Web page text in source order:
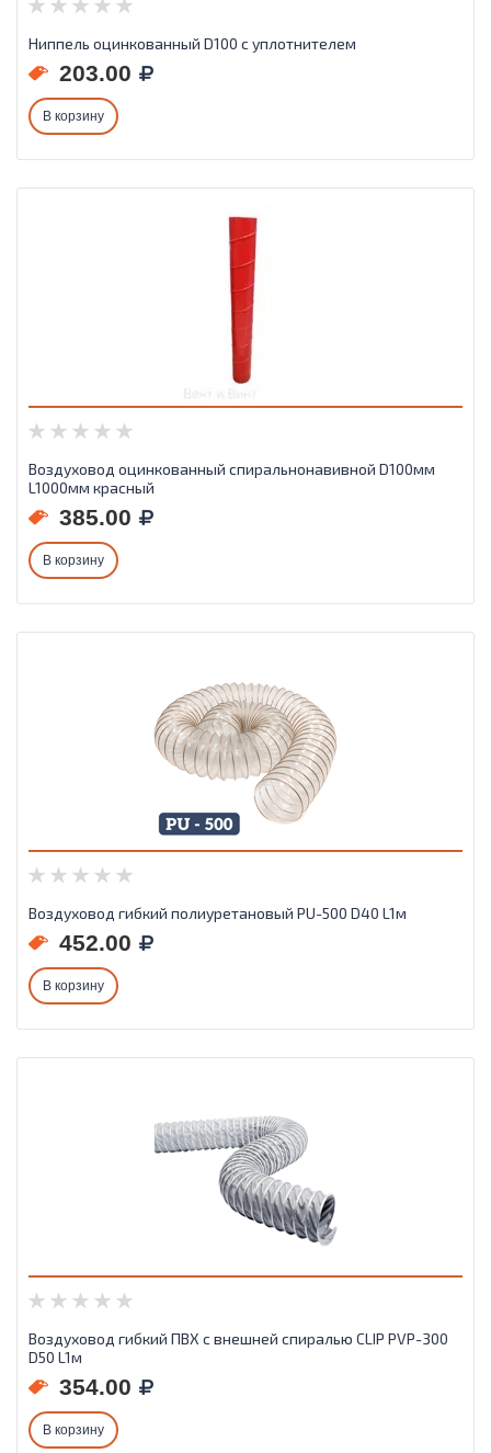
Ниппель оцинкованный D100 с уплотнителем
203.00
В корзину
Воздуховод оцинкованный спиральнонавивной D100мм
L1000мм красный
385.00
В корзину
Воздуховод гибкий полиуретановый PU-500 D40 L1м
452.00
В корзину
Воздуховод гибкий ПВХ с внешней спиралью CLIP PVP-300
D50 L1м
354.00
В корзину